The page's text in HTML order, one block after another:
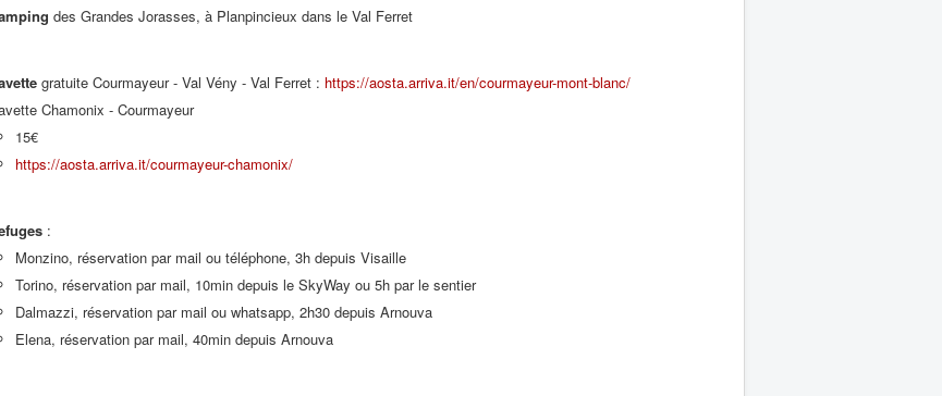
des Grandes Jorasses, à Planpincieux dans le Val Ferret
gratuite Courmayeur - Val Vény - Val Ferret : https://aosta.arriva.it/en/courmayeur-mont-blanc/
Chamonix - Courmayeur
15€
https://aosta.arriva.it/courmayeur-chamonix/
:
Monzino, réservation par mail ou téléphone, 3h depuis Visaille
Torino, réservation par mail, 10min depuis le SkyWay ou 5h par le sentier
Dalmazzi, réservation par mail ou whatsapp, 2h30 depuis Arnouva
Elena, réservation par mail, 40min depuis Arnouva